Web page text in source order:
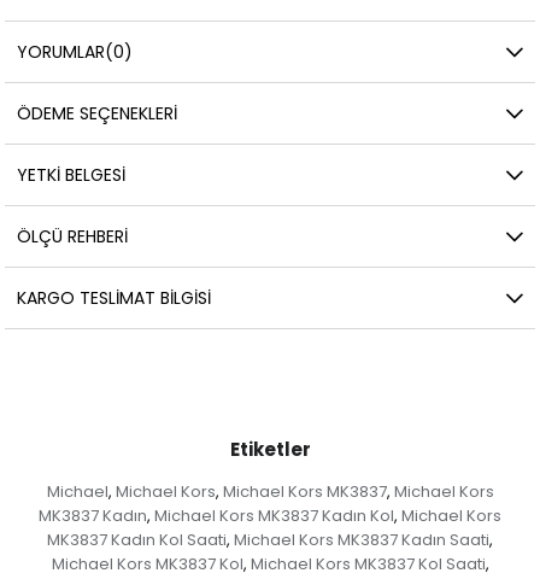
YORUMLAR(0)
ÖDEME SEÇENEKLERI
YETKİ BELGESİ
ÖLÇÜ REHBERI
KARGO TESLIMAT BILGISI
Etiketler
Michael, Michael Kors, Michael Kors MK3837, Michael Kors
MK3837 Kadın, Michael Kors MK3837 Kadın Kol, Michael Kors
MK3837 Kadın Kol Saati, Michael Kors MK3837 Kadın Saati,
Michael Kors MK3837 Kol, Michael Kors MK3837 Kol Saati,